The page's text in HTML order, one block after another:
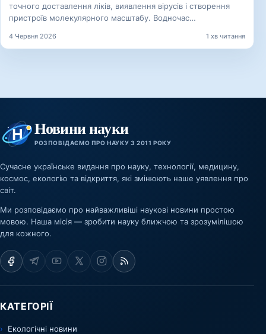
точного доставлення ліків, виявлення вірусів і створення
пристроїв молекулярного масштабу. Водночас…
4 Червня 2026 1 хв читання
Новини науки
РОЗПОВІДАЄМО ПРО НАУКУ З 2011 РОКУ
Сучасне українське видання про науку, технології, медицину,
космос, екологію та відкриття, які змінюють наше уявлення про
світ.
Ми розповідаємо про найважливіші наукові новини простою
мовою. Наша місія — зробити науку ближчою та зрозумілішою
для кожного.
КАТЕГОРІЇ
Екологічні новини